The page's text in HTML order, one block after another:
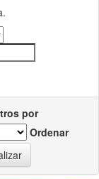
por
Ordenar